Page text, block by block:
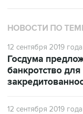
НОВОСТИ ПО
12 сентября 2019
Госдума
банкротство
12 сентября 2019